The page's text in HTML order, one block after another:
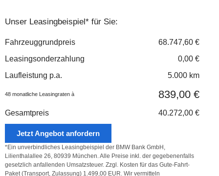
Unser Leasingbeispiel* für Sie:
Fahrzeuggrundpreis
68.747,60 €
Leasingsonderzahlung
0,00 €
Laufleistung p.a.
5.000 km
48 monatliche Leasingraten à 839,00 €
Gesamtpreis 40.272,00 €
Jetzt Angebot anfordern
*Ein unverbindliches Leasingbeispiel der BMW Bank GmbH,
Lilienthalallee 26, 80939 München. Alle Preise inkl. der gegebenenfalls
gesetzlich anfallenden Umsatzsteuer. Zzgl. Kosten für das Gute-Fahrt-
Paket (Transport, Zulassung) 1.499,00 EUR. Wir vermitteln